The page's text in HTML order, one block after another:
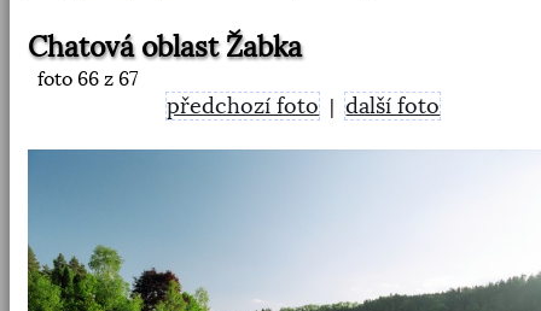
Chatová oblast Žabka
foto 66 z 67
předchozí foto |další foto